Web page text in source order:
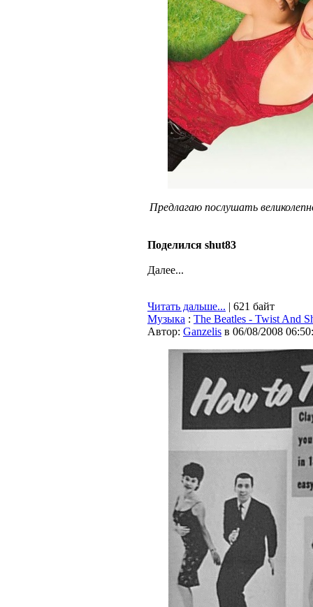
Предлагаю послушать
Поделился shut83
Далее...
Читать дальше... | 621 байт
Музыка : The Beatles - Twist And
Автор: Ganzelis в 06/08/2008